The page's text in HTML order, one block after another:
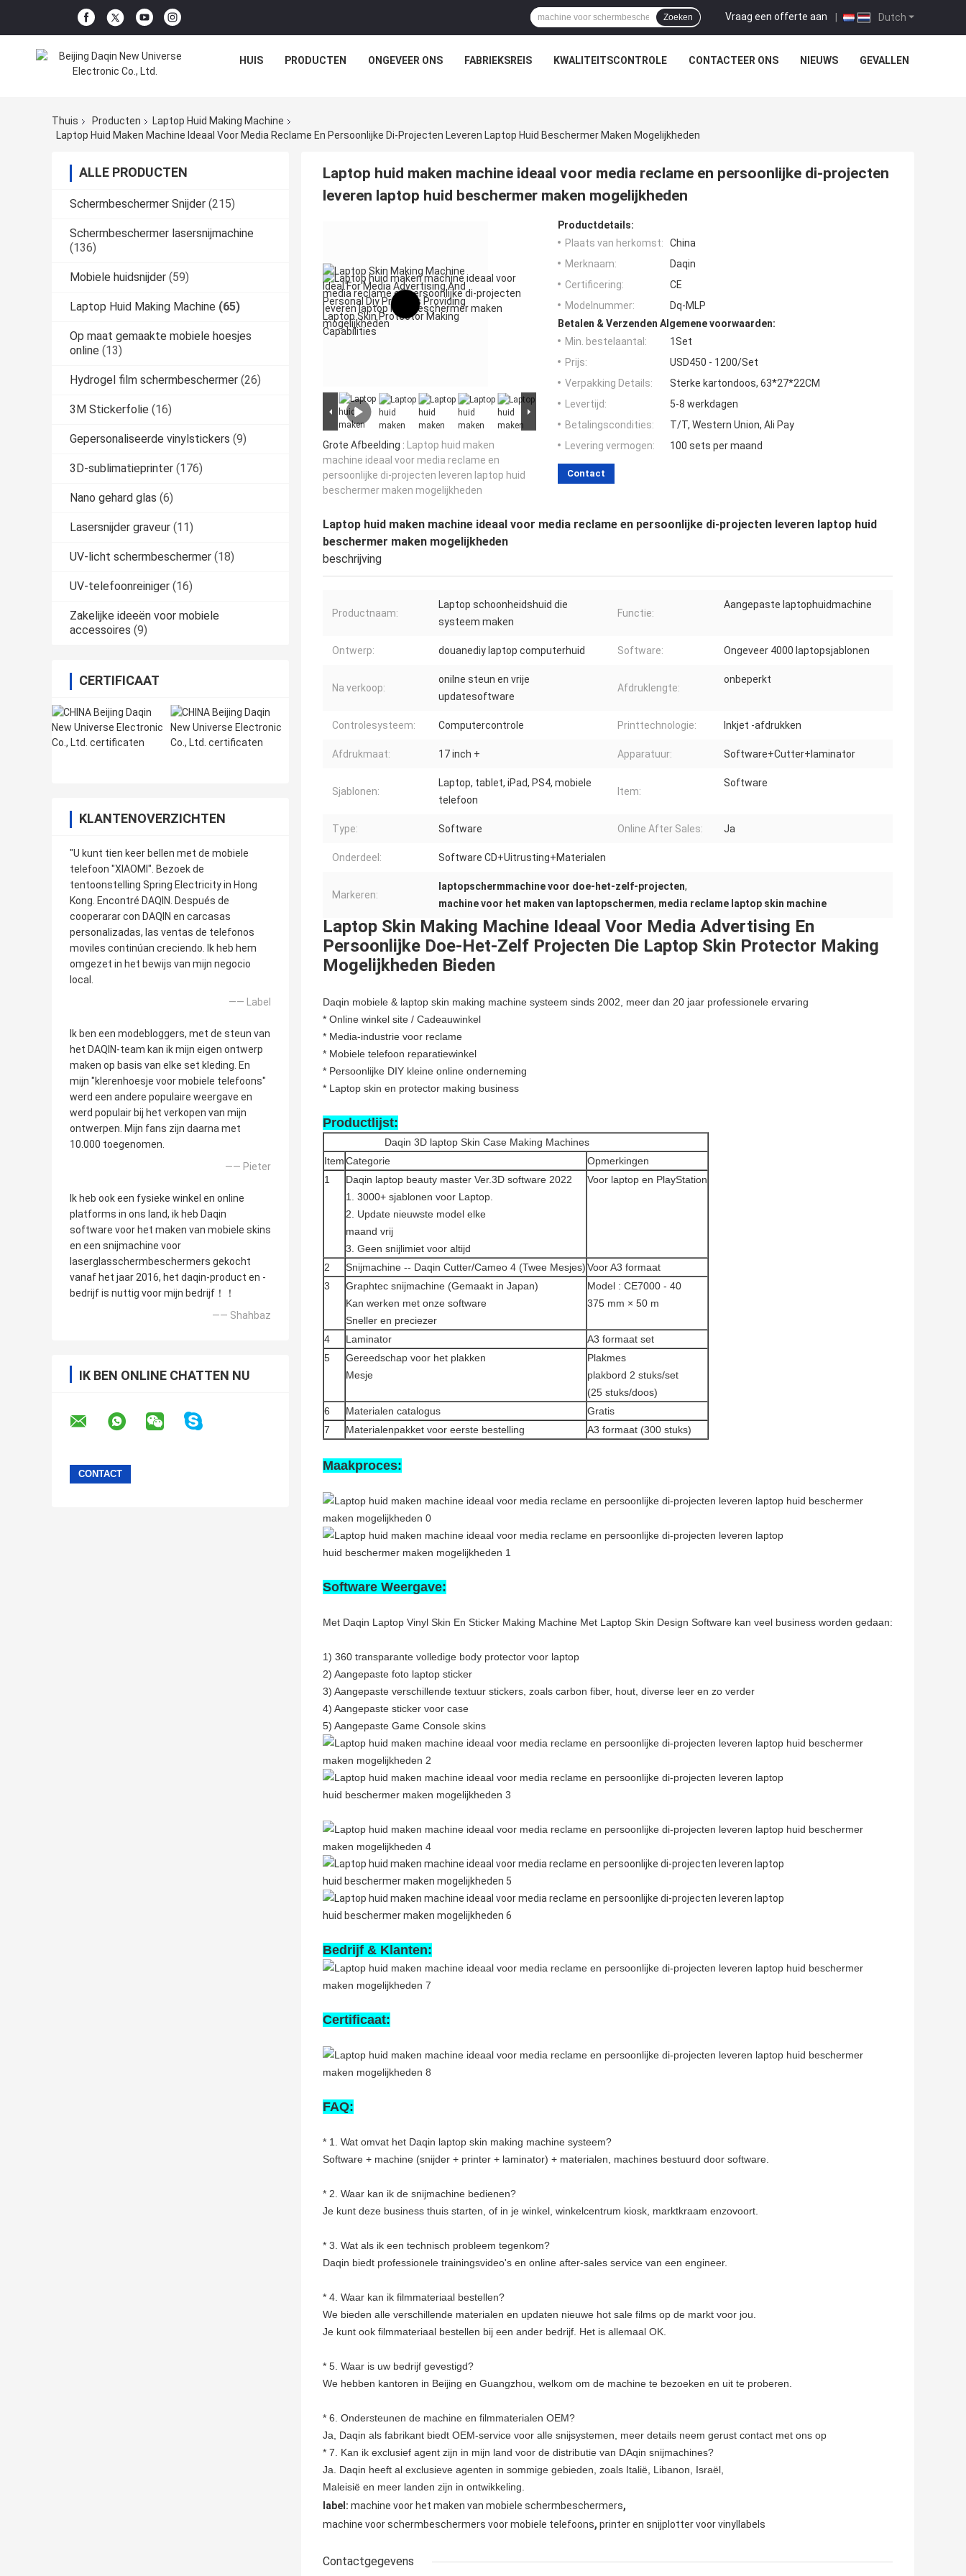
Dutch
Vraag een offerte aan |
Zoeken
HUIS PRODUCTEN ONGEVEER ONS FABRIEKSREIS KWALITEITSCONTROLE CONTACTEER ONS NIEUWS GEVALLEN
Thuis Producten
Laptop Huid Making Machine
Laptop Huid Maken Machine Ideaal Voor Media Reclame En Persoonlijke Di-Projecten Leveren Laptop Huid Beschermer Maken Mogelijkheden
ALLE PRODUCTEN
Schermbeschermer Snijder (215)
Schermbeschermer lasersnijmachine
(136)
Mobiele huidsnijder (59)
Laptop Huid Making Machine (65)
Op maat gemaakte mobiele hoesjes
online (13)
Hydrogel film schermbeschermer (26)
3M Stickerfolie (16)
Gepersonaliseerde vinylstickers (9)
3D-sublimatieprinter (176)
Nano gehard glas (6)
Lasersnijder graveur (11)
UV-licht schermbeschermer (18)
UV-telefoonreiniger (16)
Zakelijke ideeën voor mobiele
accessoires (9)
CERTIFICAAT
KLANTENOVERZICHTEN
"U kunt tien keer bellen met de mobiele
telefoon "XIAOMI". Bezoek de
tentoonstelling Spring Electricity in Hong
Kong. Encontré DAQIN. Después de
cooperarar con DAQIN en carcasas
personalizadas, las ventas de telefonos
moviles continúan creciendo. Ik heb hem
omgezet in het bewijs van mijn negocio
local.
—— Label
Ik ben een modebloggers, met de steun van
het DAQIN-team kan ik mijn eigen ontwerp
maken op basis van elke set kleding. En
mijn "klerenhoesje voor mobiele telefoons"
werd een andere populaire weergave en
werd populair bij het verkopen van mijn
ontwerpen. Mijn fans zijn daarna met
10.000 toegenomen.
—— Pieter
Ik heb ook een fysieke winkel en online
platforms in ons land, ik heb Daqin
software voor het maken van mobiele skins
en een snijmachine voor
laserglasschermbeschermers gekocht
vanaf het jaar 2016, het daqin-product en -
bedrijf is nuttig voor mijn bedrijf！！
—— Shahbaz
IK BEN ONLINE CHATTEN NU
Laptop huid maken machine ideaal voor media reclame en persoonlijke di-projecten
leveren laptop huid beschermer maken mogelijkheden
Grote Afbeelding : Laptop huid maken
machine ideaal voor media reclame en
persoonlijke di-projecten leveren laptop huid
beschermer maken mogelijkheden
Productdetails:
Plaats van herkomst:
China
Merknaam:
Daqin
Certificering:
CE
Modelnummer:
Dq-MLP
Betalen & Verzenden Algemene voorwaarden:
Min. bestelaantal:
1Set
Prijs:
USD450 - 1200/Set
Verpakking Details:
Sterke kartondoos, 63*27*22CM
Levertijd:
5-8 werkdagen
Betalingscondities:
T/T, Western Union, Ali Pay
Levering vermogen:
100 sets per maand
Contact
Laptop huid maken machine ideaal voor media reclame en persoonlijke di-projecten leveren laptop huid
beschermer maken mogelijkheden
beschrijving
Productnaam:
Laptop schoonheidshuid die
systeem maken
Functie:
Aangepaste laptophuidmachine
Ontwerp: douanediy laptop computerhuid Software: Ongeveer 4000 laptopsjablonen
Na verkoop:
onilne steun en vrije
updatesoftware
Afdruklengte:
onbeperkt
Controlesysteem: Computercontrole Printtechnologie: Inkjet -afdrukken
Afdrukmaat: 17 inch + Apparatuur: Software+Cutter+laminator
Sjablonen:
Laptop, tablet, iPad, PS4, mobiele
telefoon
Item:
Software
Type: Software Online After Sales: Ja
Onderdeel: Software CD+Uitrusting+Materialen
Markeren:
laptopschermmachine voor doe-het-zelf-projecten,
machine voor het maken van laptopschermen, media reclame laptop skin machine
Laptop Skin Making Machine Ideaal Voor Media Advertising En
Persoonlijke Doe-Het-Zelf Projecten Die Laptop Skin Protector Making
Mogelijkheden Bieden
Daqin mobiele & laptop skin making machine systeem sinds 2002, meer dan 20 jaar professionele ervaring
* Online winkel site / Cadeauwinkel
* Media-industrie voor reclame
* Mobiele telefoon reparatiewinkel
* Persoonlijke DIY kleine online onderneming
* Laptop skin en protector making business
Productlijst:
Daqin 3D laptop Skin Case Making Machines
ItemCategorie
Opmerkingen
1
Daqin laptop beauty master Ver.3D software 2022
1. 3000+ sjablonen voor Laptop.
2. Update nieuwste model elke
maand vrij
3. Geen snijlimiet voor altijd
Voor laptop en PlayStation
2 Snijmachine -- Daqin Cutter/Cameo 4 (Twee Mesjes)Voor A3 formaat
3
Graphtec snijmachine (Gemaakt in Japan)
Kan werken met onze software
Sneller en preciezer
Model : CE7000 - 40
375 mm × 50 m
4 Laminator
A3 formaat set
5
Gereedschap voor het plakken
Mesje
Plakmes
plakbord 2 stuks/set
(25 stuks/doos)
6
Materialen catalogus
Gratis
7
Materialenpakket voor eerste bestelling A3 formaat (300 stuks)
Maakproces:
Software Weergave:
Met Daqin Laptop Vinyl Skin En Sticker Making Machine Met Laptop Skin Design Software kan veel business worden gedaan:
1) 360 transparante volledige body protector voor laptop
2) Aangepaste foto laptop sticker
3) Aangepaste verschillende textuur stickers, zoals carbon fiber, hout, diverse leer en zo verder
4) Aangepaste sticker voor case
5) Aangepaste Game Console skins
Bedrijf & Klanten:
Certificaat:
FAQ:
* 1. Wat omvat het Daqin laptop skin making machine systeem?
Software + machine (snijder + printer + laminator) + materialen, machines bestuurd door software.
* 2. Waar kan ik de snijmachine bedienen?
Je kunt deze business thuis starten, of in je winkel, winkelcentrum kiosk, marktkraam enzovoort.
* 3. Wat als ik een technisch probleem tegenkom?
Daqin biedt professionele trainingsvideo's en online after-sales service van een engineer.
* 4. Waar kan ik filmmateriaal bestellen?
We bieden alle verschillende materialen en updaten nieuwe hot sale films op de markt voor jou.
Je kunt ook filmmateriaal bestellen bij een ander bedrijf. Het is allemaal OK.
* 5. Waar is uw bedrijf gevestigd?
We hebben kantoren in Beijing en Guangzhou, welkom om de machine te bezoeken en uit te proberen.
* 6. Ondersteunen de machine en filmmaterialen OEM?
Ja, Daqin als fabrikant biedt OEM-service voor alle snijsystemen, meer details neem gerust contact met ons op
* 7. Kan ik exclusief agent zijn in mijn land voor de distributie van DAqin snijmachines?
Ja. Daqin heeft al exclusieve agenten in sommige gebieden, zoals Italië, Libanon, Israël,
Maleisië en meer landen zijn in ontwikkeling.
label: machine voor het maken van mobiele schermbeschermers,
machine voor schermbeschermers voor mobiele telefoons, printer en snijplotter voor vinyllabels
Contactgegevens